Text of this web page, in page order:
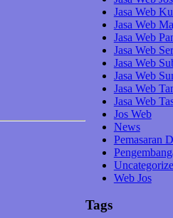
Jasa Web
Jasa Web
Jasa Web
Jasa Web
Jasa Web
Jasa Web
Jasa Web
Jasa Web
Jos Web
News
Pemasaran
Web Jos
Tags